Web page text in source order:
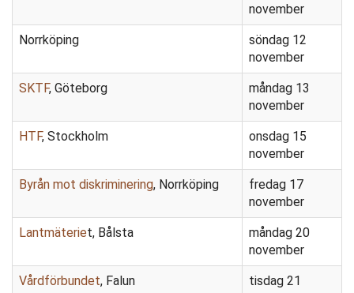
november
Norrköping
söndag 12
november
SKTF, Göteborg
måndag 13
november
HTF, Stockholm
onsdag 15
november
Byrån mot diskriminering, Norrköping
fredag 17
november
Lantmäteriet, Bålsta
måndag 20
november
Vårdförbundet, Falun
tisdag 21